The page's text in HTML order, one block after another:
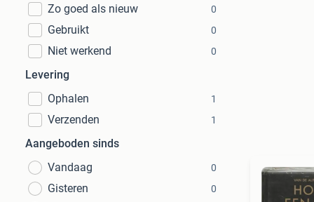
Zo goed als nieuw 0
Gebruikt 0
Niet werkend 0
Levering
Ophalen
1
Verzenden 1
Aangeboden sinds
Vandaag
0
Gisteren 0